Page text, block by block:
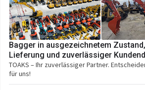
Bagger in ausgezeichnetem
Lieferung und zuverlässiger
TOAKS – Ihr zuverlässiger Partner.
für uns!